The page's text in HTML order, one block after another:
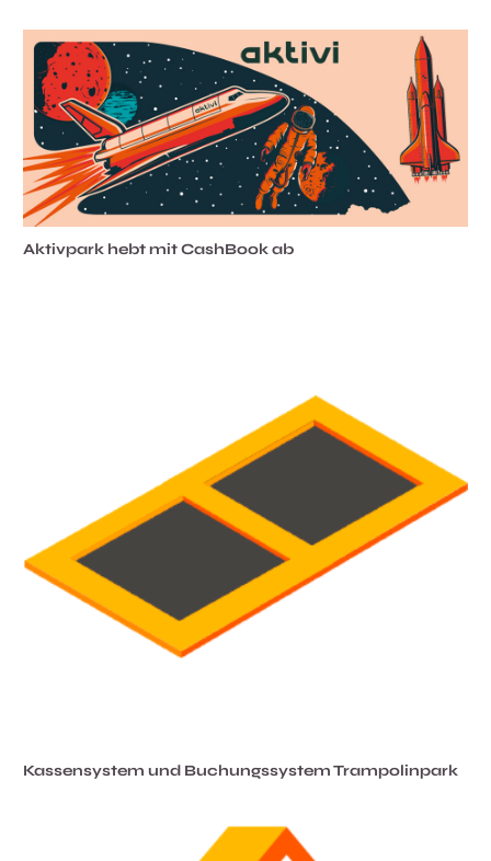
Aktivpark hebt mit CashBook ab
Kassensystem und Buchungssystem Trampolinpark